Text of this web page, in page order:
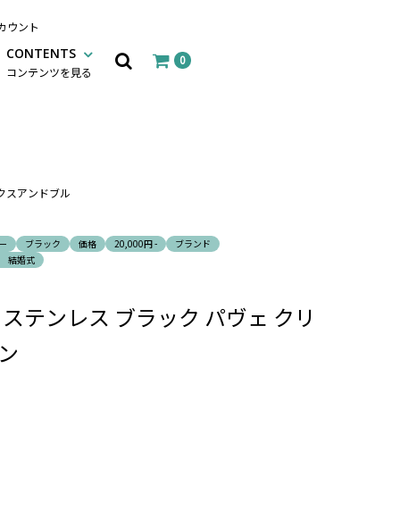
CONTENTS
コンテンツを見る
0
ウント
スアンドブル
ブラック 価格 20,000円 -
ブランド
結婚式
テンレス ブラック パヴェ クリ